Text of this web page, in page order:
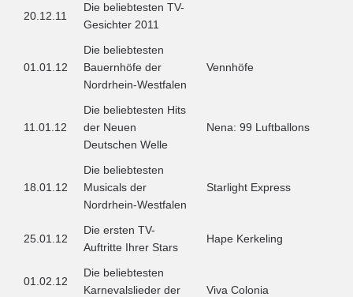
20.12.11
Die beliebtesten TV-
Gesichter 2011
01.01.12
Die beliebtesten
Bauernhöfe der
Nordrhein-Westfalen
Vennhöfe
11.01.12
Die beliebtesten Hits
der Neuen
Deutschen Welle
Nena: 99 Luftballons
18.01.12
Die beliebtesten
Musicals der
Nordrhein-Westfalen
Starlight Express
25.01.12
Die ersten TV-
Auftritte Ihrer Stars
Hape Kerkeling
01.02.12
Die beliebtesten
Karnevalslieder der
Viva Colonia